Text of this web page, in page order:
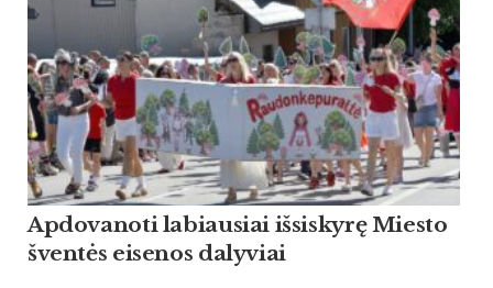
Apdovanoti labiausiai išsiskyrę Miesto
šventės eisenos dalyviai